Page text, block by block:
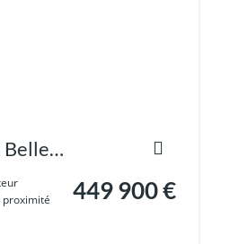
proximité
449 900 €